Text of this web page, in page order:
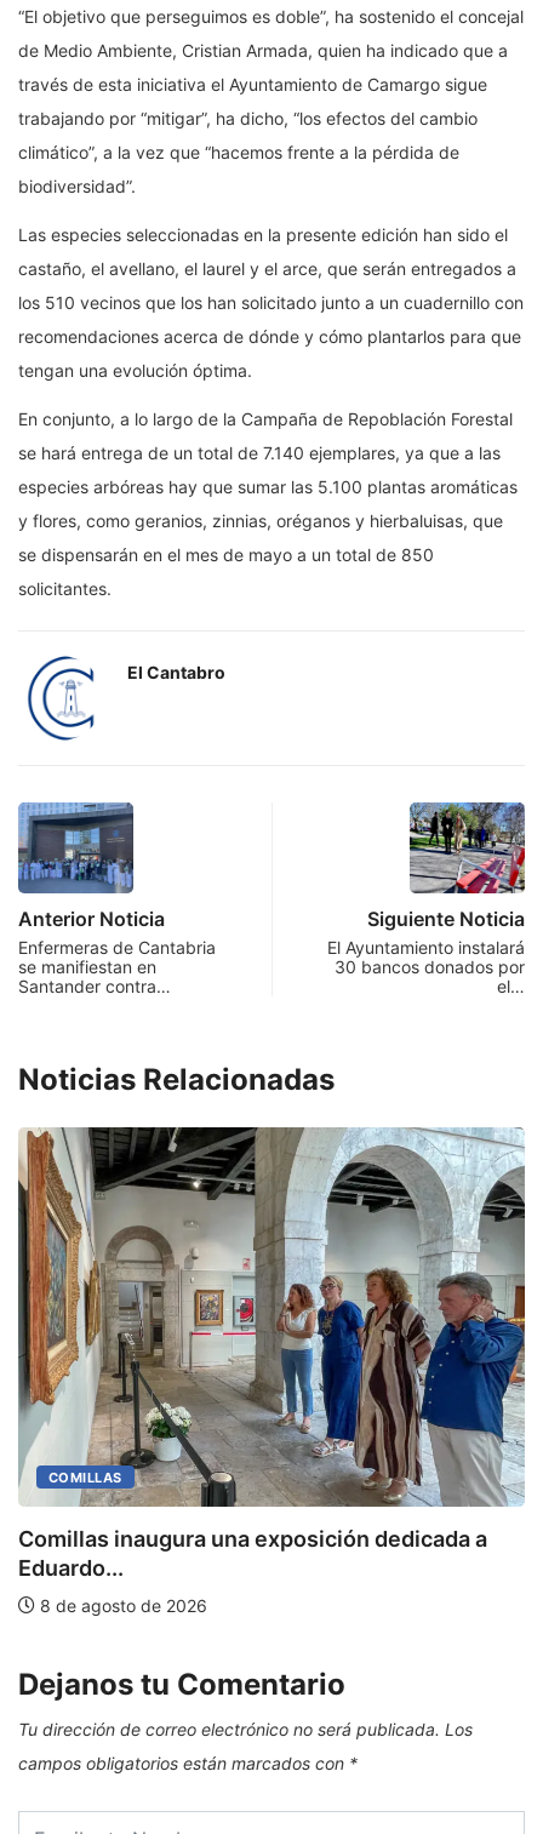
“El objetivo que perseguimos es doble”, ha sostenido el concejal
de Medio Ambiente, Cristian Armada, quien ha indicado que a
través de esta iniciativa el Ayuntamiento de Camargo sigue
trabajando por “mitigar”, ha dicho, “los efectos del cambio
climático”, a la vez que “hacemos frente a la pérdida de
biodiversidad”.
Las especies seleccionadas en la presente edición han sido el
castaño, el avellano, el laurel y el arce, que serán entregados a
los 510 vecinos que los han solicitado junto a un cuadernillo con
recomendaciones acerca de dónde y cómo plantarlos para que
tengan una evolución óptima.
En conjunto, a lo largo de la Campaña de Repoblación Forestal
se hará entrega de un total de 7.140 ejemplares, ya que a las
especies arbóreas hay que sumar las 5.100 plantas aromáticas
y flores, como geranios, zinnias, oréganos y hierbaluisas, que
se dispensarán en el mes de mayo a un total de 850
solicitantes.
El Cantabro
Anterior Noticia
Enfermeras de Cantabria
se manifiestan en
Santander contra…
Siguiente Noticia
El Ayuntamiento instalará
30 bancos donados por
el…
Noticias Relacionadas
COMILLAS
Comillas inaugura una exposición dedicada a
Eduardo...
8 de agosto de 2026
Dejanos tu Comentario
Tu dirección de correo electrónico no será publicada. Los
campos obligatorios están marcados con *